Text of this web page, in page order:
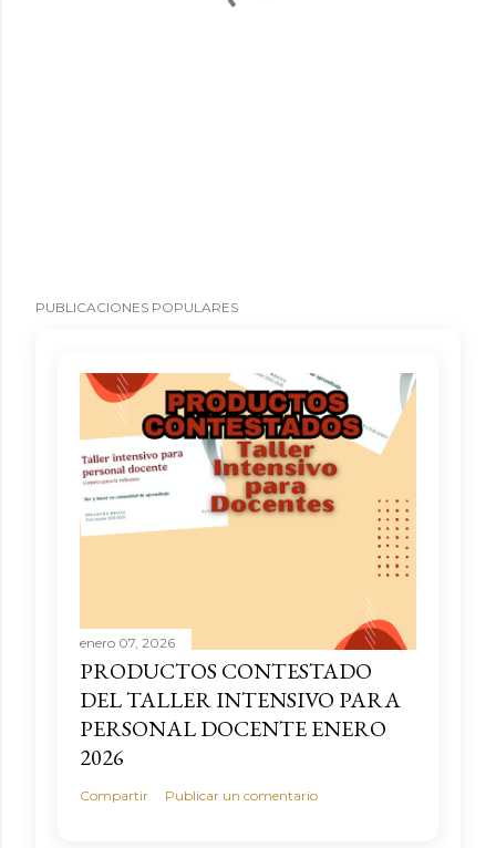
PUBLICACIONES POPULARES
enero 07, 2026
PRODUCTOS CONTESTADO
DEL TALLER INTENSIVO PARA
PERSONAL DOCENTE ENERO
2026
Compartir Publicar un comentario